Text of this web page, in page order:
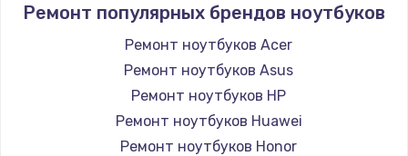
Заказать
Замена тачпада
945 руб.
Заказать
Ремонт популярных брендов ноутбуков
Ремонт ноутбуков Acer
Ремонт ноутбуков Asus
Ремонт ноутбуков HP
Ремонт ноутбуков Huawei
Ремонт ноутбуков Honor